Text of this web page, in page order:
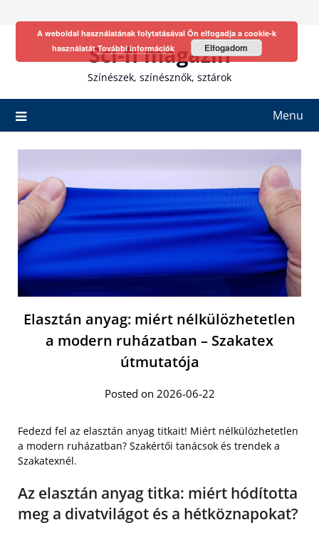
Sci-fi magazin
Színészek, színésznők, sztárok
Menu
Elasztán anyag: miért nélkülözhetetlen
a modern ruházatban – Szakatex
útmutatója
Posted on 2026-06-22
Fedezd fel az elasztán anyag titkait! Miért nélkülözhetetlen
a modern ruházatban? Szakértői tanácsok és trendek a
Szakatexnél.
Az elasztán anyag titka: miért hódította
meg a divatvilágot és a hétköznapokat?
A weboldal használatának folytatásával Ön elfogadja a cookie-k
használatátTovábbi információk Elfogadom